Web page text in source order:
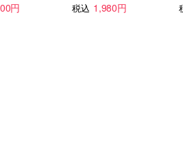
円
税込 1,980円